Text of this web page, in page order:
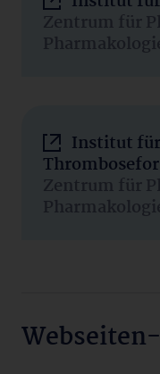
Zentrum für
Institut
Zentrum für